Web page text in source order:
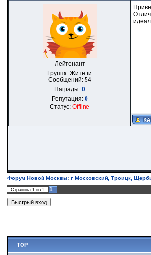
Лейтенант
Группа: Жители
Сообщений: 54
Награды: 0
Репутация: 0
Статус: Offline
Форум Новой Москвы: г Московский, Троицк,
Страница 1 из 1
1
TOP